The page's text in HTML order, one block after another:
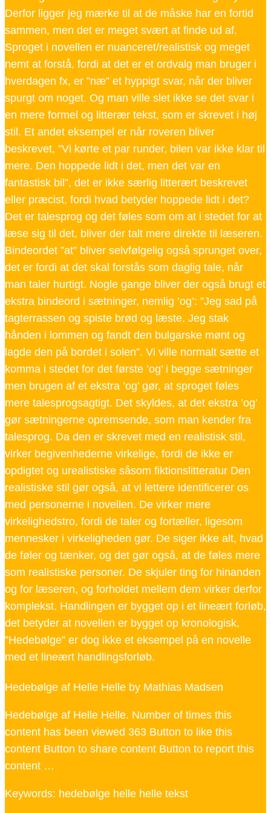
Derfor ligger jeg mærke til at de måske har en fortid
sammen, men det er meget svært at finde ud af.
Sproget i novellen er nuanceret/realistisk og meget
nemt at forstå, fordi at det er et ordvalg man bruger i
hverdagen fx, er ”næ” et hyppigt svar, når der bliver
spurgt om noget. Og man ville slet ikke se det svar i
en mere formel og litterær tekst, som er skrevet i høj
stil. Et andet eksempel er når roveren bliver
beskrevet, ”Vi kørte et par runder, bilen var ikke klar til
mere. Den hoppede lidt i det, men det var en
fantastisk bil”, det er ikke særlig litterært beskrevet
eller præcist, fordi hvad betyder hoppede lidt i det?
Det er talesprog og det føles som om at i stedet for at
læse sig til det, bliver der talt mere direkte til læseren.
Bindeordet ”at” bliver selvfølgelig også sprunget over,
det er fordi at det skal forstås som daglig tale, når
man taler hurtigt. Nogle gange bliver der også brugt et
ekstra bindeord i sætninger, nemlig ’og’: ”Jeg sad på
tagterrassen og spiste brød og læste. Jeg stak
hånden i lommen og fandt den bulgarske mønt og
lagde den på bordet i solen”. Vi ville normalt sætte et
komma i stedet for det første ’og’ i begge sætninger
men brugen af et ekstra ’og’ gør, at sproget føles
mere talesprogsagtigt. Det skyldes, at det ekstra ’og’
gør sætningerne opremsende, som man kender fra
talesprog. Da den er skrevet med en realistisk stil,
virker begivenhederne virkelige, fordi de ikke er
opdigtet og urealistiske såsom fiktionslitteratur Den
realistiske stil gør også, at vi lettere identificerer os
med personerne i novellen. De virker mere
virkelighedstro, fordi de taler og fortæller, ligesom
mennesker i virkeligheden gør. De siger ikke alt, hvad
de føler og tænker, og det gør også, at de føles mere
som realistiske personer. De skjuler ting for hinanden
og for læseren, og forholdet mellem dem virker derfor
komplekst. Handlingen er bygget op i et lineært forløb,
det betyder at novellen er bygget op kronologisk,
”Hedebølge” er dog ikke et eksempel på en novelle
med et lineært handlingsforløb.
Hedebølge af Helle Helle by Mathias Madsen
Hedebølge af Helle Helle. Number of times this
content has been viewed 363 Button to like this
content Button to share content Button to report this
content …
Keywords: hedebølge helle helle tekst